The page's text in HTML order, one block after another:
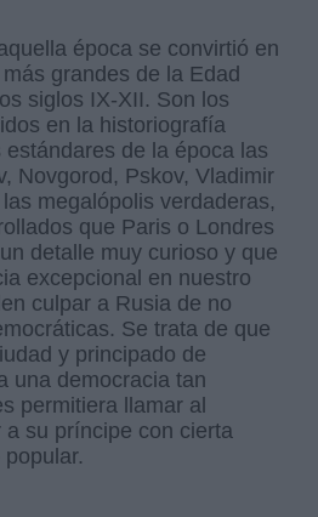
época se convirtió en
grandes de la Edad
siglos IX-XII. Son los
en la historiografía
de la época las
Novgorod, Pskov, Vladimir
megalópolis verdaderas,
que Paris o Londres
detalle muy curioso y que
excepcional en nuestro
culpar a Rusia de no
Se trata de que
y principado de
una democracia tan
permitiera llamar al
su príncipe con cierta